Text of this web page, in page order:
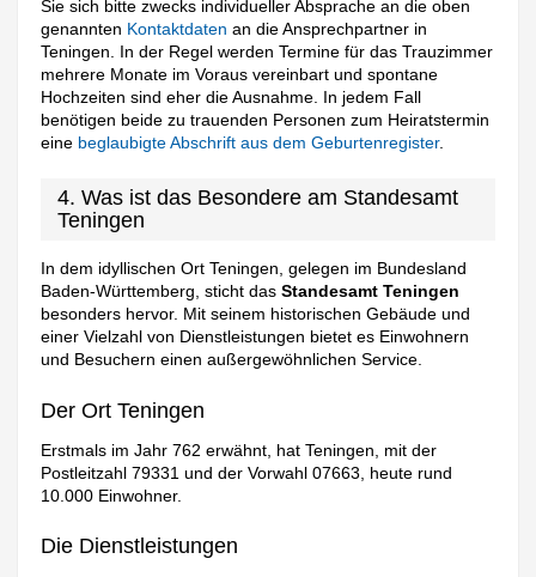
Sie sich bitte zwecks individueller Absprache an die oben
genannten Kontaktdaten an die Ansprechpartner in
Teningen. In der Regel werden Termine für das Trauzimmer
mehrere Monate im Voraus vereinbart und spontane
Hochzeiten sind eher die Ausnahme. In jedem Fall
benötigen beide zu trauenden Personen zum Heiratstermin
eine beglaubigte Abschrift aus dem Geburtenregister.
4. Was ist das Besondere am Standesamt
Teningen
In dem idyllischen Ort Teningen, gelegen im Bundesland
Baden-Württemberg, sticht dasStandesamt Teningen
besonders hervor. Mit seinem historischen Gebäude und
einer Vielzahl von Dienstleistungen bietet es Einwohnern
und Besuchern einen außergewöhnlichen Service.
Der Ort Teningen
Erstmals im Jahr 762 erwähnt, hat Teningen, mit der
Postleitzahl 79331 und der Vorwahl 07663, heute rund
10.000 Einwohner.
Die Dienstleistungen